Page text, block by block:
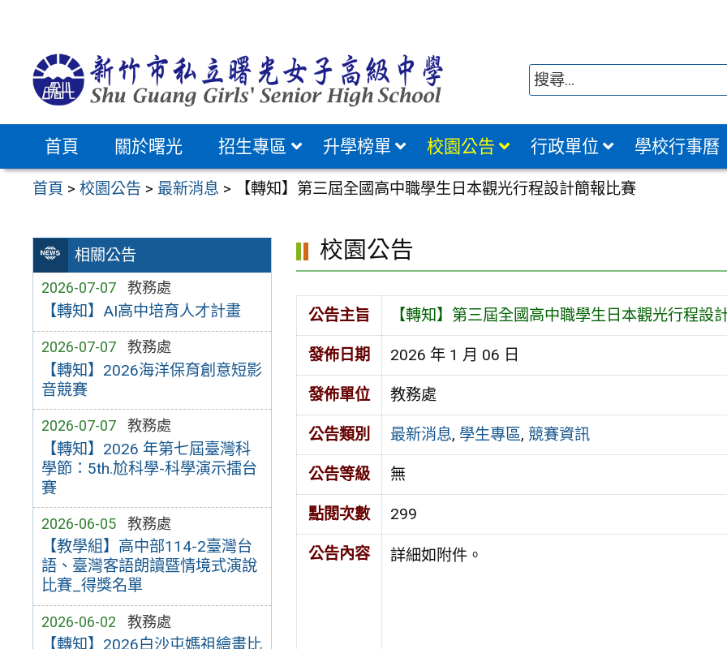
首頁 關於曙光 招生專區 升學榜單 校園公告 行政單位 學校行事曆
首頁 >校園公告 > 最新消息 > 【轉知】第三屆全國高中職學生日本觀光行程設計簡報比賽
相關公告
2026-07-07 教務處
【轉知】AI高中培育人才計畫
2026-07-07 教務處
【轉知】2026海洋保育創意短影
音競賽
2026-07-07 教務處
【轉知】2026 年第七屆臺灣科
學節：5th.尬科學-科學演示擂台
賽
2026-06-05 教務處
【教學組】高中部114-2臺灣台
語、臺灣客語朗讀暨情境式演說
比賽_得獎名單
2026-06-02 教務處
【轉知】2026白沙屯媽祖繪畫比
校園公告
公告主旨 【轉知】第三屆全國高中職學生日本觀光行程設
發佈日期 2026 年 1 月 06 日
發佈單位 教務處
公告類別 最新消息, 學生專區, 競賽資訊
公告等級 無
點閱次數 299
公告內容 詳細如附件。